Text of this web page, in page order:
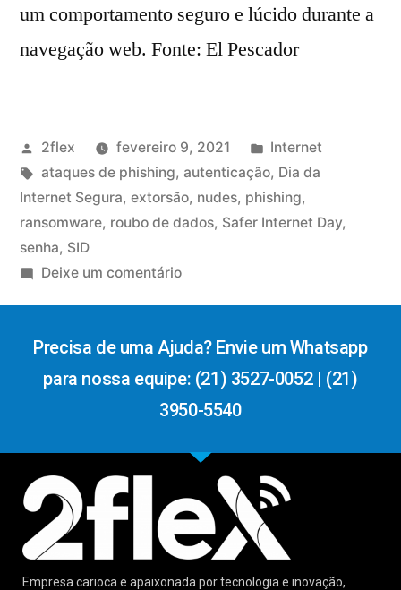
um comportamento seguro e lúcido durante a
navegação web. Fonte: El Pescador
2flex fevereiro 9, 2021
Internet
ataques de phishing, autenticação, Dia da
Internet Segura, extorsão, nudes, phishing,
ransomware, roubo de dados, Safer Internet Day,
senha, SID
Deixe um comentário
Precisa de uma Ajuda? Envie um Whatsapp
para nossa equipe: (21) 3527-0052 | (21)
3950-5540
Empresa carioca e apaixonada por tecnologia e inovação,